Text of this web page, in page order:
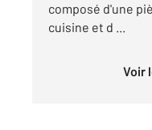
composé d'une
cuisine et d ...